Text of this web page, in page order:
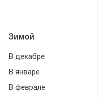
Зимой
В декабре
В январе
В феврале